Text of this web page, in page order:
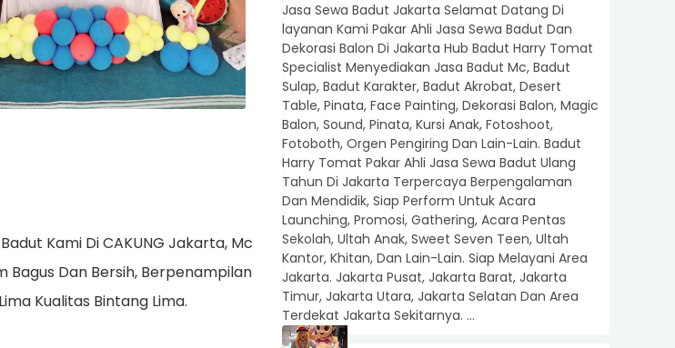
Kami Di CAKUNG Jakarta, Mc
Bagus Dan Bersih, Berpenampilan
Kualitas Bintang Lima.
Jasa Sewa Badut Jakarta Selamat Datang Di
layanan Kami Pakar Ahli Jasa Sewa Badut Dan
Dekorasi Balon Di Jakarta Hub Badut Harry Tomat
Specialist Menyediakan Jasa Badut Mc, Badut
Sulap, Badut Karakter, Badut Akrobat, Desert
Table, Pinata, Face Painting, Dekorasi Balon, Magic
Balon, Sound, Pinata, Kursi Anak, Fotoshoot,
Fotoboth, Orgen Pengiring Dan Lain-Lain. Badut
Harry Tomat Pakar Ahli Jasa Sewa Badut Ulang
Tahun Di Jakarta Terpercaya Berpengalaman
Dan Mendidik, Siap Perform Untuk Acara
Launching, Promosi, Gathering, Acara Pentas
Sekolah, Ultah Anak, Sweet Seven Teen, Ultah
Kantor, Khitan, Dan Lain-Lain. Siap Melayani Area
Jakarta. Jakarta Pusat, Jakarta Barat, Jakarta
Timur, Jakarta Utara, Jakarta Selatan Dan Area
Terdekat Jakarta Sekitarnya. ...